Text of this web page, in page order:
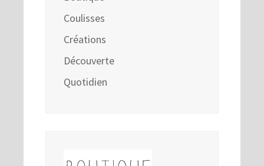
Coulisses
Créations
Découverte
Quotidien